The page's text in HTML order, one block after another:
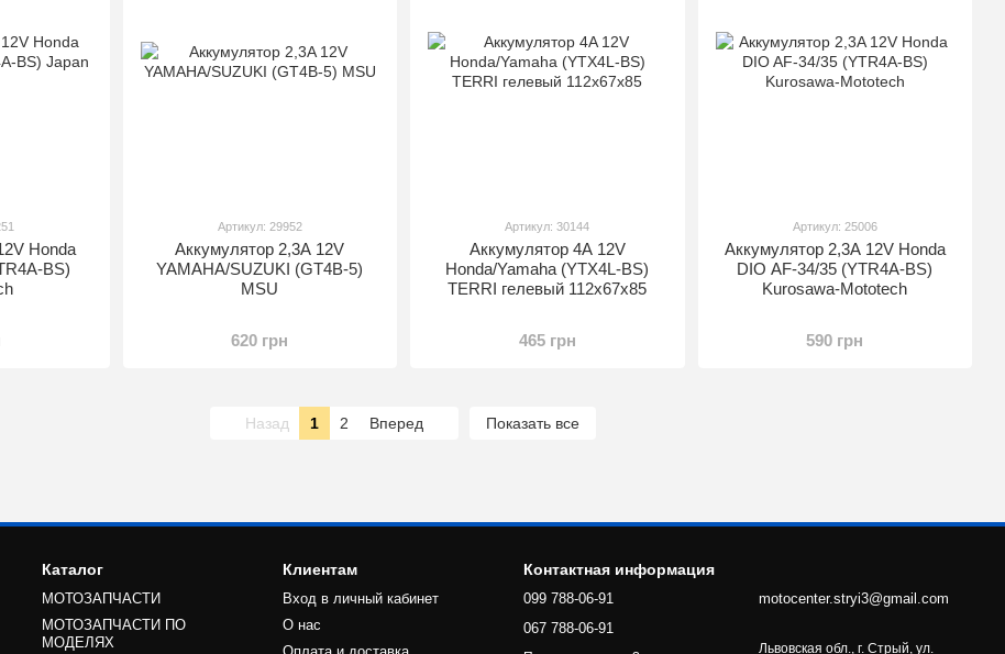
Honda
BS)
Артикул: 29952
Аккумулятор 2,3A 12V
YAMAHA/SUZUKI (GT4B-5)
MSU
620 грн
Артикул: 30144
Аккумулятор 4A 12V
Honda/Yamaha (YTX4L-BS)
TERRI гелевый 112x67x85
465 грн
Артикул: 25006
Аккумулятор 2,3A 12V Honda
DIO AF-34/35 (YTR4A-BS)
Kurosawa-Mototech
590 грн
Назад 1 2 Вперед Показать все
Каталог
МОТОЗАПЧАСТИ
МОТОЗАПЧАСТИ ПО
МОДЕЛЯХ
Клиентам
Вход в личный кабинет
О нас
Контактная информация
099 788-06-91
067 788-06-91
motocenter.stryi3@gmail.com
Львовская обл., г. Стрый, ул.